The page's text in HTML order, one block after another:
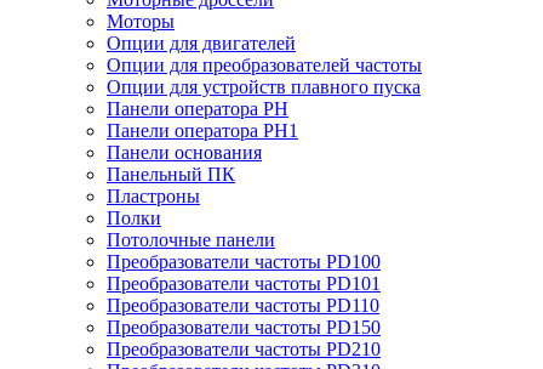
Моторы
Опции для двигателей
Опции для преобразователей частоты
Опции для устройств плавного пуска
Панели оператора PH
Панели оператора PH1
Панели основания
Панельный ПК
Пластроны
Полки
Потолочные панели
Преобразователи частоты PD100
Преобразователи частоты PD101
Преобразователи частоты PD110
Преобразователи частоты PD150
Преобразователи частоты PD210